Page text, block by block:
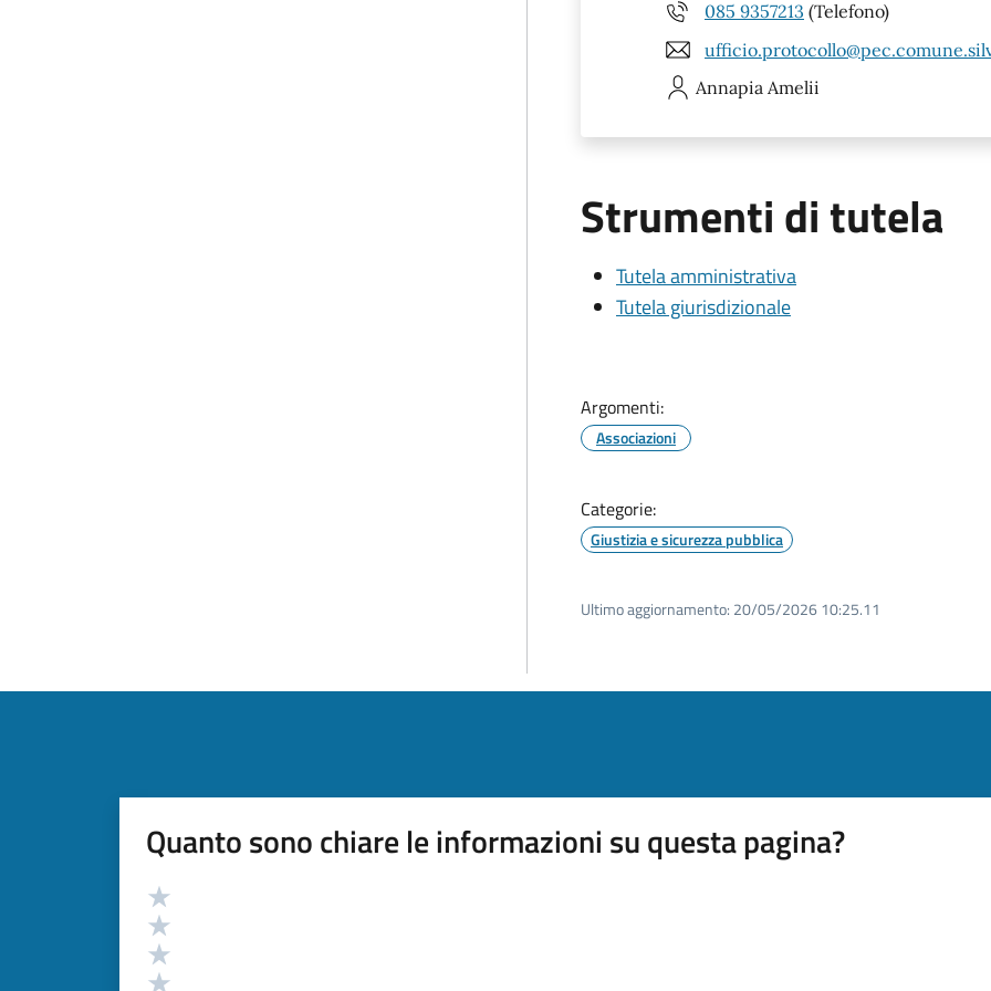
085 9357213 (Telefono)
Annapia Amelii
Strumenti di tutela
Tutela amministrativa
Tutela giurisdizionale
Argomenti:
Associazioni
Categorie:
Giustizia e sicurezza pubblica
Ultimo aggiornamento: 20/05/2026 10:25.11
Quanto sono chiare le informazioni su questa pagina?
Valutazione